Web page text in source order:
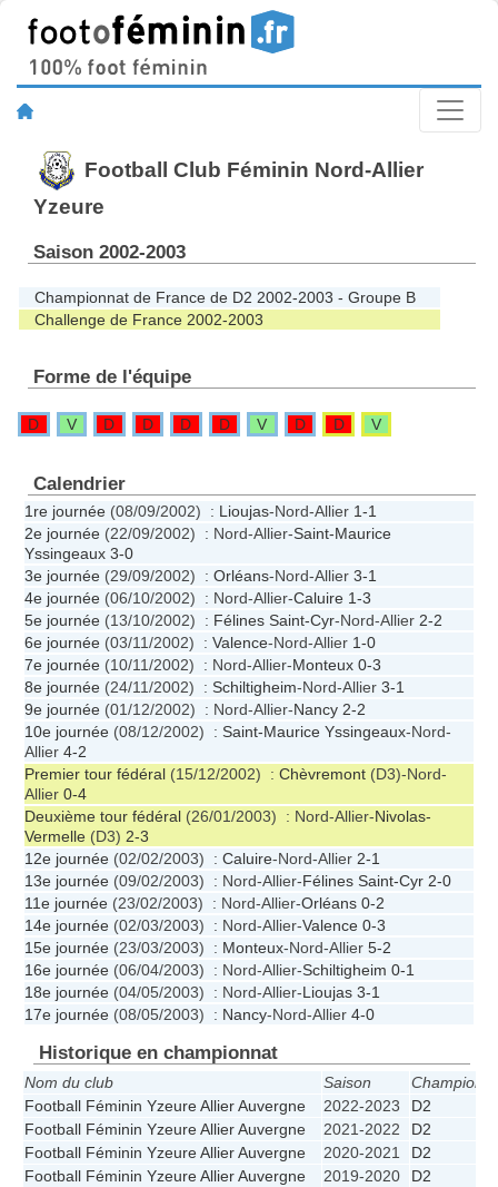
Football Club Féminin Nord-Allier
Yzeure
Saison 2002-2003
Championnat de France de D2 2002-2003 - Groupe B
Challenge de France 2002-2003
Forme de l'équipe
D V D D D D V D D V
Calendrier
1re journée (08/09/2002) : Lioujas-Nord-Allier 1-1
2e journée (22/09/2002) : Nord-Allier-Saint-Maurice
Yssingeaux 3-0
3e journée (29/09/2002) : Orléans-Nord-Allier 3-1
4e journée (06/10/2002) : Nord-Allier-Caluire 1-3
5e journée (13/10/2002) : Félines Saint-Cyr-Nord-Allier 2-2
6e journée (03/11/2002) : Valence-Nord-Allier 1-0
7e journée (10/11/2002) : Nord-Allier-Monteux 0-3
8e journée (24/11/2002) : Schiltigheim-Nord-Allier 3-1
9e journée (01/12/2002) : Nord-Allier-Nancy 2-2
10e journée (08/12/2002) : Saint-Maurice Yssingeaux-Nord-
Allier 4-2
Premier tour fédéral (15/12/2002) : Chèvremont (D3)-Nord-
Allier 0-4
Deuxième tour fédéral (26/01/2003) : Nord-Allier-Nivolas-
Vermelle (D3) 2-3
12e journée (02/02/2003) : Caluire-Nord-Allier 2-1
13e journée (09/02/2003) : Nord-Allier-Félines Saint-Cyr 2-0
11e journée (23/02/2003) : Nord-Allier-Orléans 0-2
14e journée (02/03/2003) : Nord-Allier-Valence 0-3
15e journée (23/03/2003) : Monteux-Nord-Allier 5-2
16e journée (06/04/2003) : Nord-Allier-Schiltigheim 0-1
18e journée (04/05/2003) : Nord-Allier-Lioujas 3-1
17e journée (08/05/2003) : Nancy-Nord-Allier 4-0
Historique en championnat
Nom du club Saison
Football Féminin Yzeure Allier Auvergne
2022-2023
D2
Football Féminin Yzeure Allier Auvergne
2021-2022
D2
Football Féminin Yzeure Allier Auvergne
2020-2021
D2
Football Féminin Yzeure Allier Auvergne
2019-2020
D2